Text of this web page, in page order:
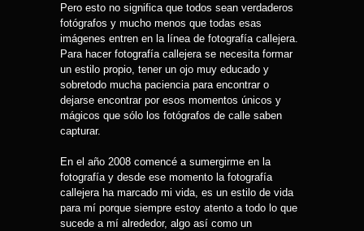
Pero esto no significa que todos sean verdaderos
fotógrafos y mucho menos que todas esas
imágenes entren en la línea de fotografía callejera.
Para hacer fotografía callejera se necesita formar
un estilo propio, tener un ojo muy educado y
sobretodo mucha paciencia para encontrar o
dejarse encontrar por esos momentos únicos y
mágicos que sólo los fotógrafos de calle saben
capturar.
En el año 2008 comencé a sumergirme en la
fotografía y desde ese momento la fotografía
callejera ha marcado mi vida, es un estilo de vida
para mí porque siempre estoy atento a todo lo que
sucede a mí alrededor, algo así como un